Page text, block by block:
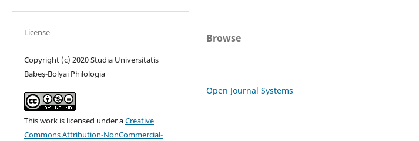
License
Copyright (c) 2020 Studia Universitatis
Babeș-Bolyai Philologia
This work is licensed under aCreative
Commons Attribution-NonCommercial-
Browse
Open Journal Systems